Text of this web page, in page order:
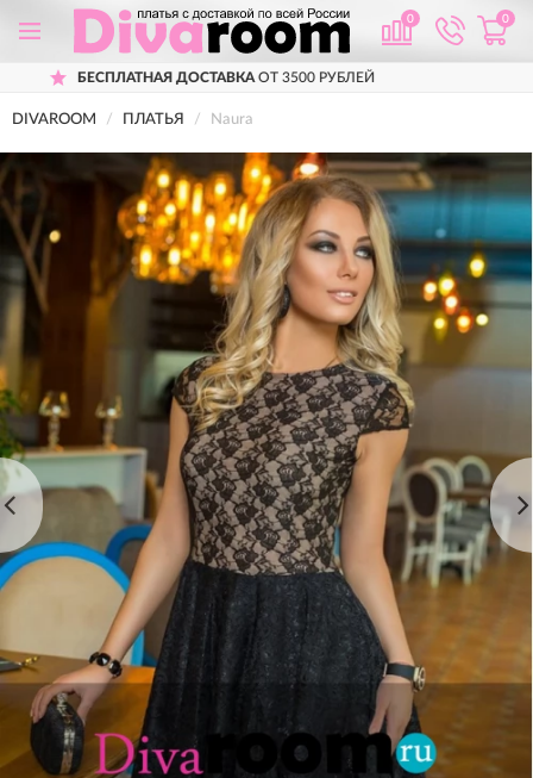
0 0
ОТ 3500 РУБЛЕЙ
DIVAROOM ПЛАТЬЯ Naura